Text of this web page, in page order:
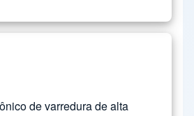
de varredura de alta